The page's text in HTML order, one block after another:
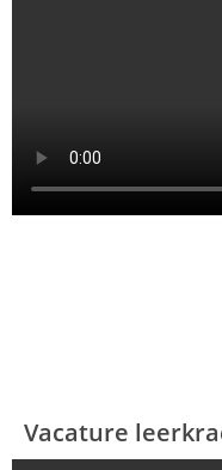
Vacature